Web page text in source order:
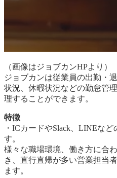
（画像はジョブカンHPより）
ジョブカンは従業員の出勤・
状況、休暇状況などの勤怠管
理することができます。
特徴
・ICカードやSlack、LINEな
す。
様々な職場環境、働き方に合
き、直行直帰が多い営業担当
ます。